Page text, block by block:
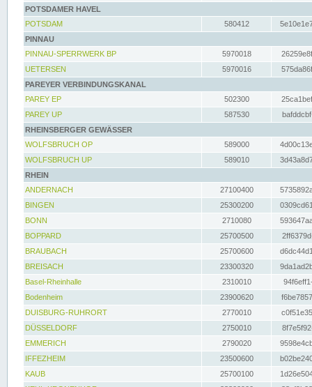
POTSDAMER HAVEL
POTSDAM
580412
PINNAU
PINNAU-SPERRWERK BP
5970018
UETERSEN
5970016
PAREYER VERBINDUNGSKANAL
PAREY EP
502300
PAREY UP
587530
RHEINSBERGER GEWÄSSER
WOLFSBRUCH OP
589000
WOLFSBRUCH UP
589010
RHEIN
ANDERNACH
27100400
BINGEN
25300200
BONN
2710080
BOPPARD
25700500
BRAUBACH
25700600
BREISACH
23300320
Basel-Rheinhalle
2310010
Bodenheim
23900620
DUISBURG-RUHRORT
2770010
DÜSSELDORF
2750010
EMMERICH
2790020
IFFEZHEIM
23500600
KAUB
25700100